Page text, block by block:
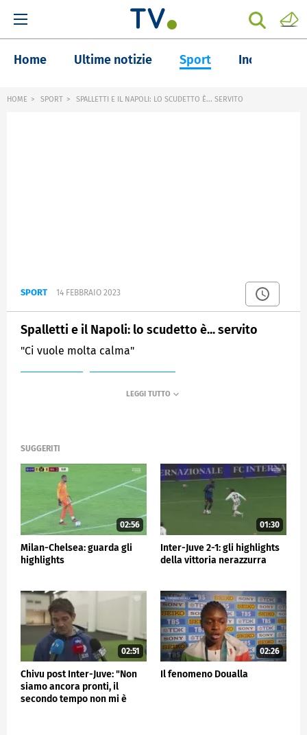
Home Ultime notizie Sport Inchieste
HOME SPORT SPALLETTI E IL NAPOLI: LO SCUDETTO È... SERVITO
SPORT 14 FEBBRAIO 2023
Spalletti e il Napoli: lo scudetto è... servito
"Ci vuole molta calma"
SUGGERITI
02:56
Milan-Chelsea: guarda gli
highlights
01:30
Inter-Juve 2-1: gli highlights
della vittoria nerazzurra
02:51
Chivu post Inter-Juve: "Non
siamo ancora pronti, il
secondo tempo non mi è
02:26
Il fenomeno Doualla